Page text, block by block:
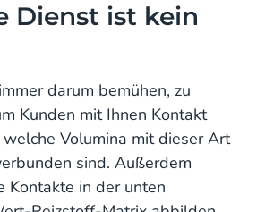
Dienst ist kein
darum bemühen, zu
Kunden mit Ihnen Kontakt
Volumina mit dieser Art
sind. Außerdem
Kontakte in der unten